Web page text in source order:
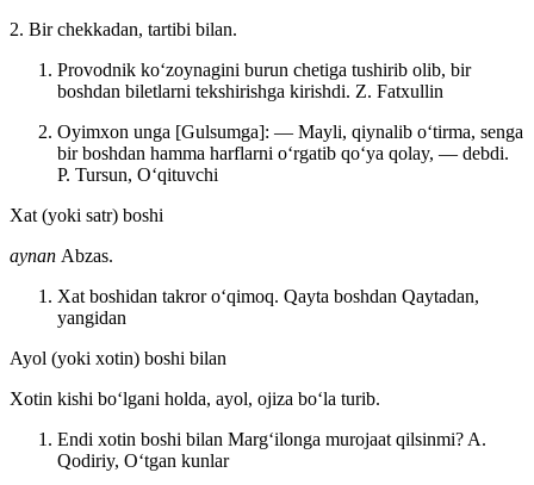
2. Bir chekkadan, tartibi bilan.
Provodnik koʻzoynagini burun chetiga tushirib olib, bir
boshdan biletlarni tekshirishga kirishdi. Z. Fatxullin
Oyimxon unga [Gulsumga]: — Mayli, qiynalib oʻtirma, senga
bir boshdan hamma harflarni oʻrgatib qoʻya qolay, — debdi.
P. Tursun, Oʻqituvchi
Xat (yoki satr) boshi
aynan Abzas.
Xat boshidan takror oʻqimoq. Qayta boshdan Qaytadan,
yangidan
Ayol (yoki xotin) boshi bilan
Xotin kishi boʻlgani holda, ayol, ojiza boʻla turib.
Endi xotin boshi bilan Margʻilonga murojaat qilsinmi? A.
Qodiriy, Oʻtgan kunlar